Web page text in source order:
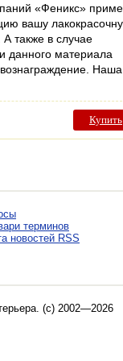
«Феникс»
вашу
также в случае
данного материала
Купить
терминов
новостей RSS
. (c) 2002—2026